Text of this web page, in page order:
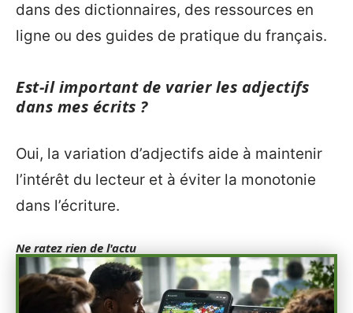
dans des dictionnaires, des ressources en
ligne ou des guides de pratique du français.
Est-il important de varier les adjectifs
dans mes écrits ?
Oui, la variation d’adjectifs aide à maintenir
l’intérêt du lecteur et à éviter la monotonie
dans l’écriture.
Ne ratez rien de l'actu